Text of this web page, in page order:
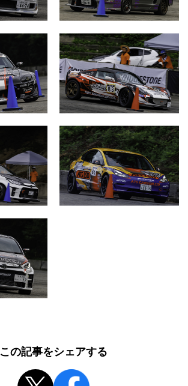
この記事をシェアする